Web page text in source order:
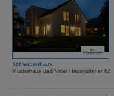
Schwabenhaus
Musterhaus Bad Vilbel Hausnummer 62